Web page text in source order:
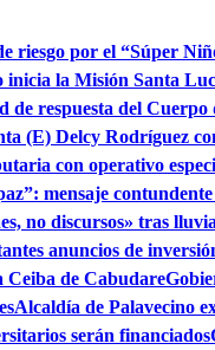
riesgo por el “Súper
inicia la Misión Santa
de respuesta del
(E) Delcy Rodríguez
con operativo
mensaje
no discursos» tras
anuncios de
Ceiba de Cabudare
Alcaldía de Palavecino
serán financiados